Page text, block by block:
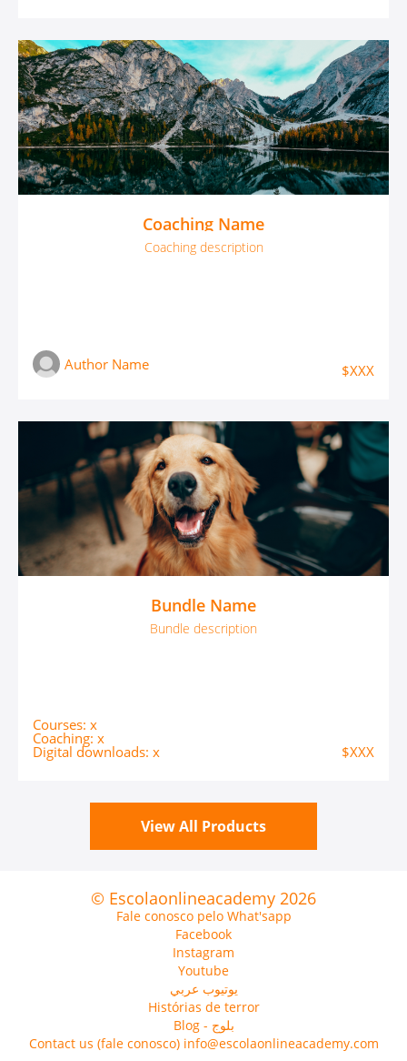
Coaching Name
Coaching description
Author Name $XXX
Bundle Name
Bundle description
Courses: x
Coaching: x
Digital downloads: x $XXX
View All Products
© Escolaonlineacademy 2026
Fale conosco pelo What'sapp
Facebook
Instagram
Youtube
يوتيوب عربي
Histórias de terror
Blog - بلوج
Contact us (fale conosco) info@escolaonlineacademy.com